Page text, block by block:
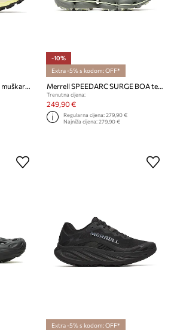
Merrell cipele za trčanje za muškarce AGILITY PEAK 6
-10%
Extra -5% s kodom: OFF*
Merrell SPEEDARC SURGE BOA tenisice za muškarce
Trenutna cijena:
249,90 €
Regularna cijena:279,90 €
Najniža cijena:279,90 €
Extra -5% s kodom: OFF*